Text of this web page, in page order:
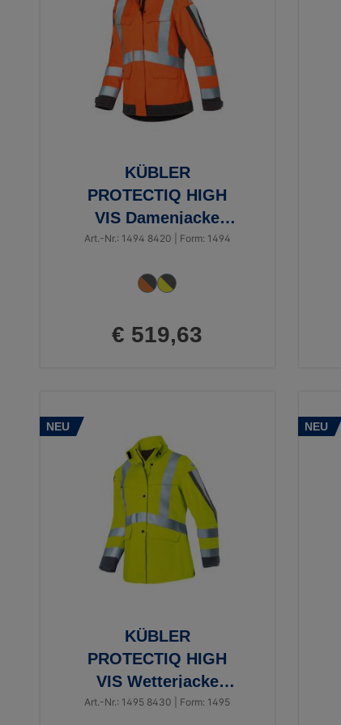
KÜBLER
PROTECTIQ HIGH
VIS Damenjacke
ARC2 PSA 3
Art.-Nr.: 1494 8420 | Form: 1494
€ 519,63
NEU
KÜBLER
PROTECTIQ HIGH
VIS Wetterjacke
Damen ARC2 PSA 3
Art.-Nr.: 1495 8430 | Form: 1495
NEU